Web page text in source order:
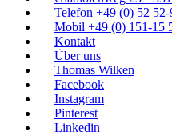
Telefon +49 (0) 52 52-
Mobil +49 (0) 151-15
Kontakt
Über uns
Thomas Wilken
Facebook
Instagram
Pinterest
Linkedin